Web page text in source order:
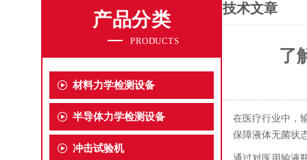
产品分类
PRODUCTS
材料力学检测设备
半导体力学检测设备
冲击试验机
技术文章
了
在医疗行业中，
保障液体无菌状